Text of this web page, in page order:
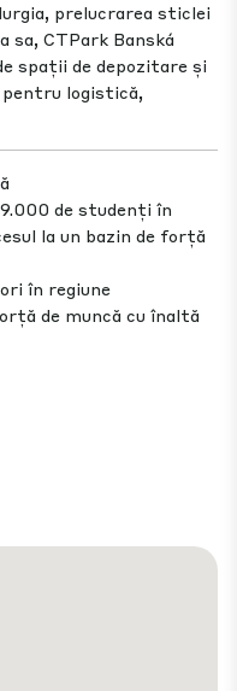
prelucrarea sticlei
sa, CTPark Banská
spații de depozitare și
logistică,
de studenți în
la un bazin de forță
în regiune
de muncă cu înaltă